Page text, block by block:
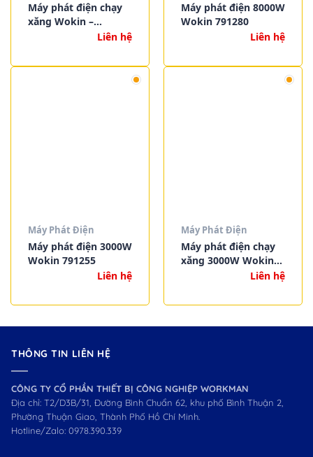
Máy phát điện chạy
xăng Wokin –
Liên hệ
Máy phát điện 8000W
Wokin 791280
Liên hệ
Máy Phát Điện
Máy phát điện 3000W
Wokin 791255
Liên hệ
Máy Phát Điện
Máy phát điện chạy
xăng 3000W Wokin
Liên hệ
THÔNG TIN LIÊN HỆ
CÔNG TY CỔ PHẦN THIẾT BỊ CÔNG NGHIỆP WORKMAN
Địa chỉ: T2/D3B/31, Đường Bình Chuẩn 62, khu phố Bình Thuận 2,
Phường Thuận Giao, Thành Phố Hồ Chí Minh.
Hotline/Zalo: 0978.390.339